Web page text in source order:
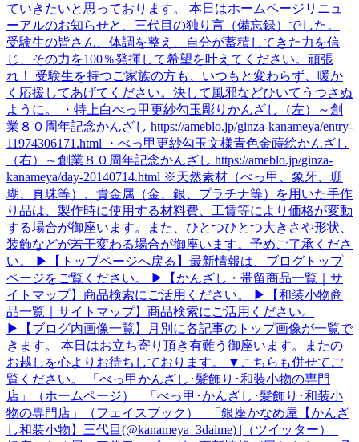
ていきたいと思っております。 本日はホームページリニュ
ーアルのお知らせと、三代目の独り言（備忘録）でした。
受験生の皆さん、体調を整え、自分が蓄積してきた力を信
じ、その力を100％発揮して希望を叶えてください。頑張
れ！ 受験生を持つご家族の方も、いつもと変わらず、暖か
く応援してあげてください。決して風邪などひいてうつさぬ
ように。 ・特上白べっ甲更紗勾玉彫りかんざし（左）～創
業８０周年記念かんざし https://ameblo.jp/ginza-kanameya/entry-
11974306171.html ・べっ甲更紗勾玉文様青色金蒔絵かんざし
（右）～創業８０周年記念かんざし https://ameblo.jp/ginza-
kanameya/day-20140714.html ※天然素材（べっ甲、象牙、珊
瑚、真珠等）、貴金属（金、銀、プラチナ等）を用いた手作
り品は、製作時に使用する材料費、工賃等により価格が変動
する場合が御座います。また、ひとつひとつ大きさや形状、
装飾などが若干変わる場合が御座います。予めご了承くださ
い。 ▶【トップページへ戻る】最新情報は、ブログトップ
ページをご覧ください。 ▶【かんざし・帯留商品一覧｜サ
イトマップ】商品検索にご活用ください。 ▶【和装小物商
品一覧｜サイトマップ】商品検索にご活用ください。
▶【ブログ内画像一覧】月別に各記事のトップ画像が一覧で
きます。 本日はお立ち寄り頂き有難う御座います。またの
お越しを心よりお待ちしております。 ▼こちらも併せてご
覧ください。 「べっ甲かんざし･髪飾り･和装小物の専門
店」（ホームページ） 「べっ甲･かんざし･髪飾り･和装小
物の専門店」（フェイスブック） 「銀座かなめ屋【かんざ
し和装小物】三代目(@kanameya_3daime) |（ツイッター）